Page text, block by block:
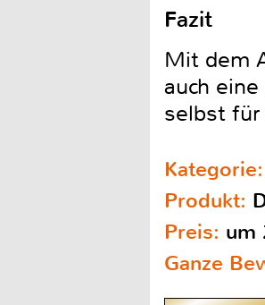
Fazit
Mit dem
auch
selbst für
Kategorie:
Produkt:
Preis: um
Ganze